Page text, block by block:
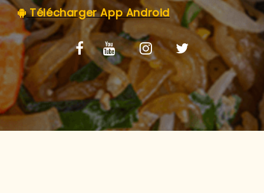
Télécharger App Android